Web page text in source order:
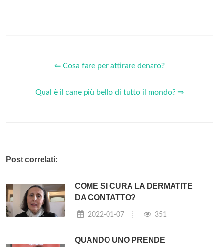
⇐ Cosa fare per attirare denaro?
Qual è il cane più bello di tutto il mondo? ⇒
Post correlati:
COME SI CURA LA DERMATITE
DA CONTATTO?
2022-01-07 351
QUANDO UNO PRENDE